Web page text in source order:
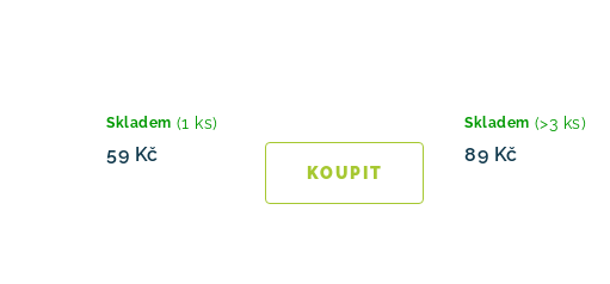
Skladem (1 ks)
59 Kč
Skladem (>3 ks)
89 Kč